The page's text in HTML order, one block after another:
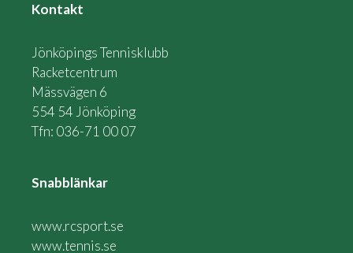
Kontakt
Jönköpings Tennisklubb
Racketcentrum
Mässvägen 6
554 54 Jönköping
Tfn: 036-71 00 07
Snabblänkar
www.rcsport.se
www.tennis.se